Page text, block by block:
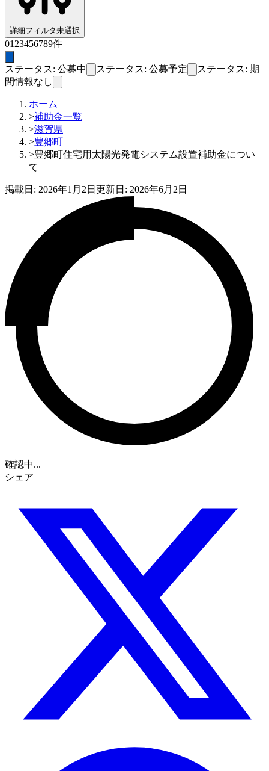
詳細フィルタ未選択
01 23456789件
ステータス: 公募中 ステータス: 公募予定
ステータス: 期
間情報なし
ホーム
>補助金一覧
>滋賀県
>豊郷町
>豊郷町住宅用太陽光発電システム設置補助金につい
て
掲載日: 2026年1月2日 更新日: 2026年6月2日
確認中...
シェア